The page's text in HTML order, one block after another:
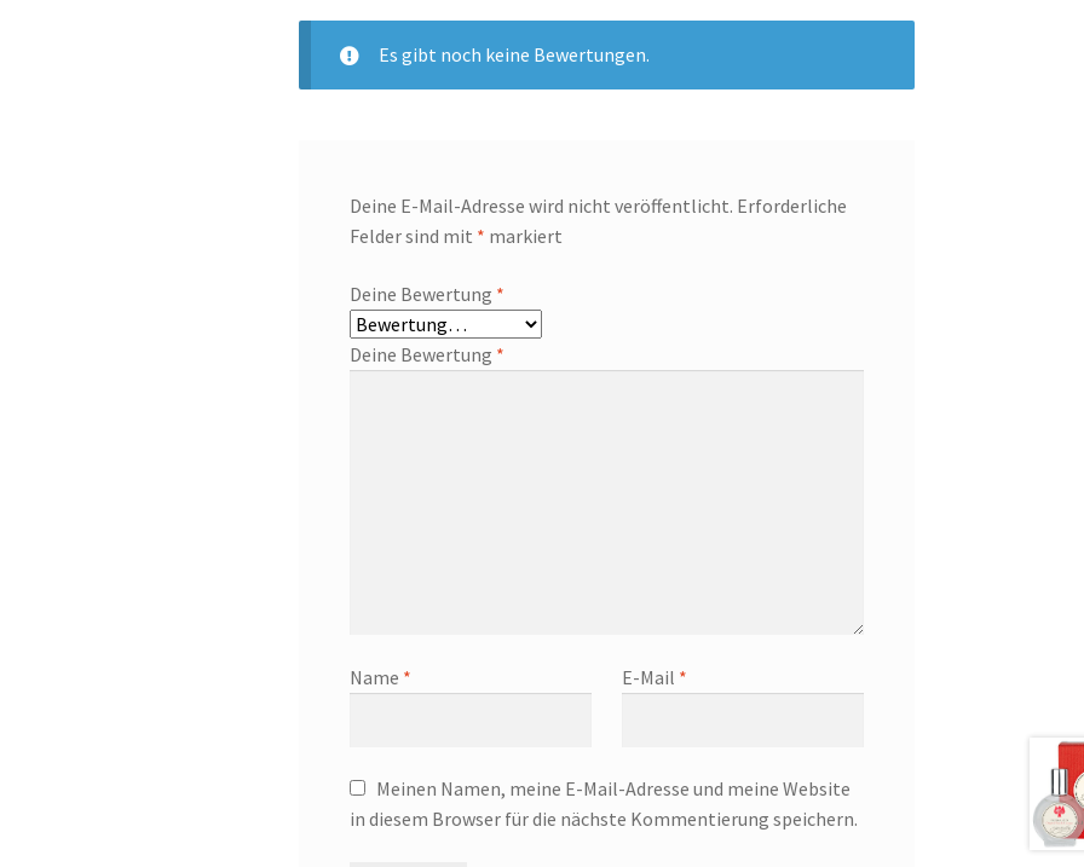
Es gibt noch keine Bewertungen.
Deine E-Mail-Adresse wird nicht veröffentlicht. Erforderliche
Felder sind mit * markiert
Deine Bewertung *
Deine Bewertung *
Name * E-Mail *
Meinen Namen, meine E-Mail-Adresse und meine Website
in diesem Browser für die nächste Kommentierung speichern.